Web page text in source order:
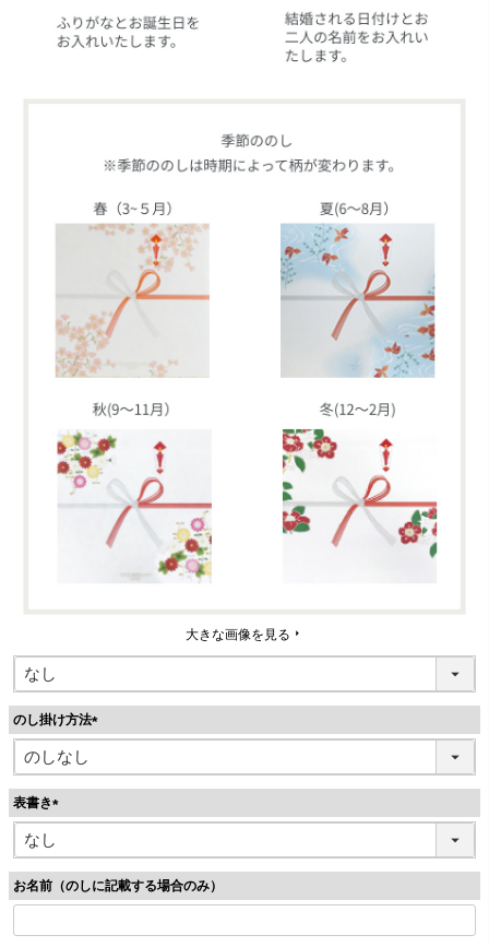
大きな画像を見る
のし掛け方法
(
表書き
(
必
お名前（のしに記載する場合のみ）